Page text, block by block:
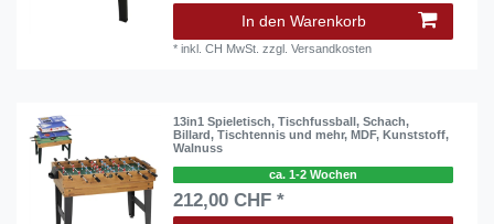
In den Warenkorb
*inkl. CH MwSt. zzgl.Versandkosten
13in1 Spieletisch, Tischfussball, Schach,
Billard, Tischtennis und mehr, MDF, Kunststoff,
Walnuss
ca. 1-2 Wochen
212,00 CHF *